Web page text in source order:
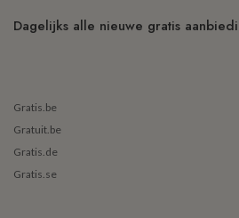
Dagelijks alle nieuwe gratis
Gratis.be
Gratuit.be
Gratis.de
Gratis.se